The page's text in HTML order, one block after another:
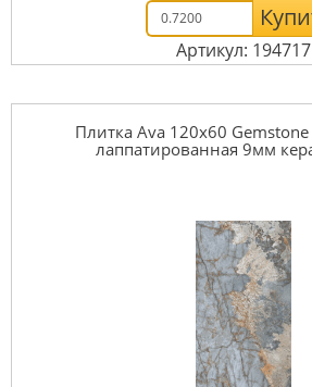
Артикул: 194717
Плитка Ava 120x60 Gemstone
лаппатированная 9мм